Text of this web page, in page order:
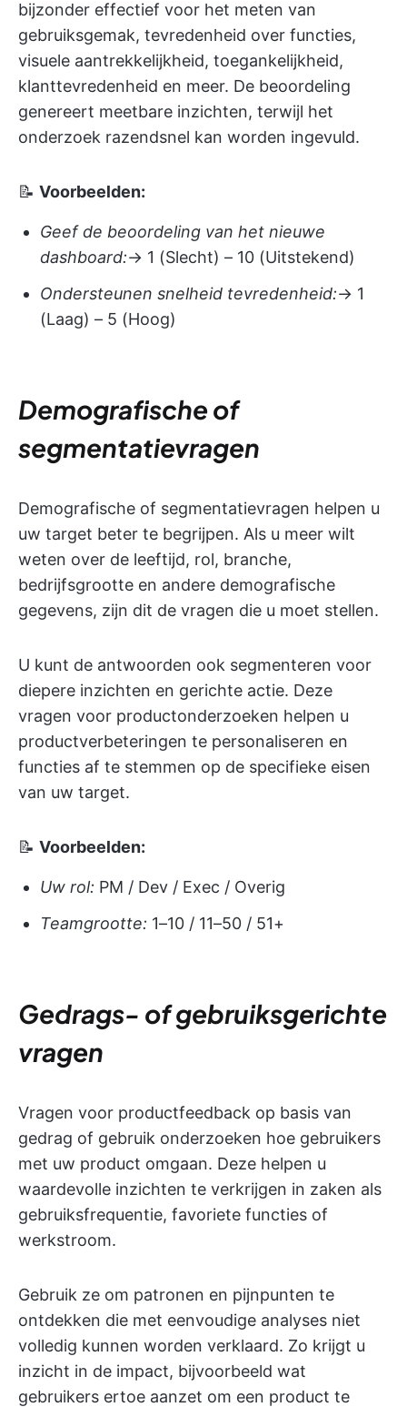
bijzonder effectief voor het meten van
gebruiksgemak, tevredenheid over functies,
visuele aantrekkelijkheid, toegankelijkheid,
klanttevredenheid en meer. De beoordeling
genereert meetbare inzichten, terwijl het
onderzoek razendsnel kan worden ingevuld.
📝 Voorbeelden:
Geef de beoordeling van het nieuwe
dashboard:→ 1 (Slecht) – 10 (Uitstekend)
Ondersteunen snelheid tevredenheid:→ 1
(Laag) – 5 (Hoog)
Demografische of
segmentatievragen
Demografische of segmentatievragen helpen u
uw target beter te begrijpen. Als u meer wilt
weten over de leeftijd, rol, branche,
bedrijfsgrootte en andere demografische
gegevens, zijn dit de vragen die u moet stellen.
U kunt de antwoorden ook segmenteren voor
diepere inzichten en gerichte actie. Deze
vragen voor productonderzoeken helpen u
productverbeteringen te personaliseren en
functies af te stemmen op de specifieke eisen
van uw target.
📝 Voorbeelden:
Uw rol: PM / Dev / Exec / Overig
Teamgrootte: 1–10 / 11–50 / 51+
Gedrags- of gebruiksgerichte
vragen
Vragen voor productfeedback op basis van
gedrag of gebruik onderzoeken hoe gebruikers
met uw product omgaan. Deze helpen u
waardevolle inzichten te verkrijgen in zaken als
gebruiksfrequentie, favoriete functies of
werkstroom.
Gebruik ze om patronen en pijnpunten te
ontdekken die met eenvoudige analyses niet
volledig kunnen worden verklaard. Zo krijgt u
inzicht in de impact, bijvoorbeeld wat
gebruikers ertoe aanzet om een product te